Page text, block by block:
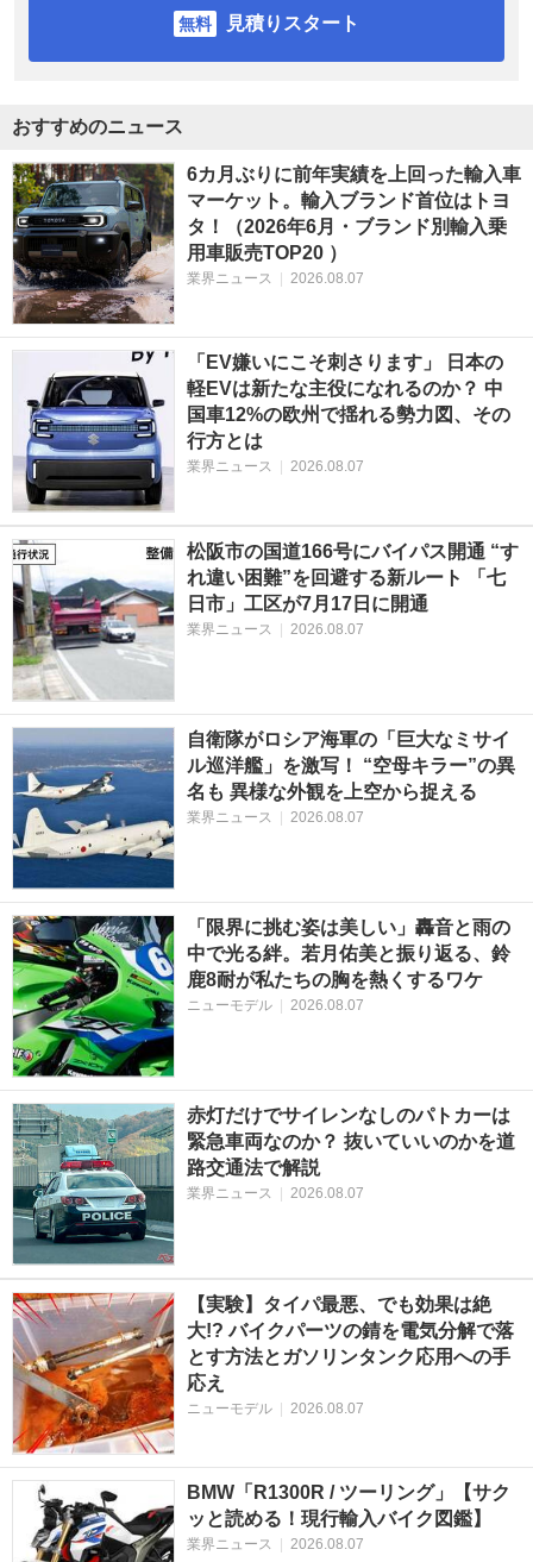
見積りスタート
おすすめのニュース
6カ月ぶりに前年実績を上回った輸入車
マーケット。輸入ブランド首位はトヨ
タ！（2026年6月・ブランド別輸入乗
用車販売TOP20 ）
業界ニュース 2026.08.07
「EV嫌いにこそ刺さります」 日本の
軽EVは新たな主役になれるのか？ 中
国車12%の欧州で揺れる勢力図、その
行方とは
業界ニュース 2026.08.07
松阪市の国道166号にバイパス開通 “す
れ違い困難”を回避する新ルート 「七
日市」工区が7月17日に開通
業界ニュース 2026.08.07
自衛隊がロシア海軍の「巨大なミサイ
ル巡洋艦」を激写！ “空母キラー”の異
名も 異様な外観を上空から捉える
業界ニュース 2026.08.07
「限界に挑む姿は美しい」轟音と雨の
中で光る絆。若月佑美と振り返る、鈴
鹿8耐が私たちの胸を熱くするワケ
ニューモデル | 2026.08.07
赤灯だけでサイレンなしのパトカーは
緊急車両なのか？ 抜いていいのかを道
路交通法で解説
業界ニュース | 2026.08.07
【実験】タイパ最悪、でも効果は絶
大!? バイクパーツの錆を電気分解で落
とす方法とガソリンタンク応用への手
応え
ニューモデル | 2026.08.07
BMW「R1300R / ツーリング」【サク
ッと読める！現行輸入バイク図鑑】
業界ニュース | 2026.08.07